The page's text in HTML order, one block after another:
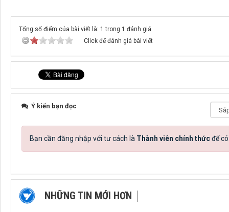
Tổng số điểm của bài viết là: 1 trong 1 đánh giá
Click để đánh giá bài viết
Ý kiến bạn đọc
Bạn cần đăng nhập với tư cách là Thành viên chính thứcđể
NHỮNG TIN MỚI HƠN